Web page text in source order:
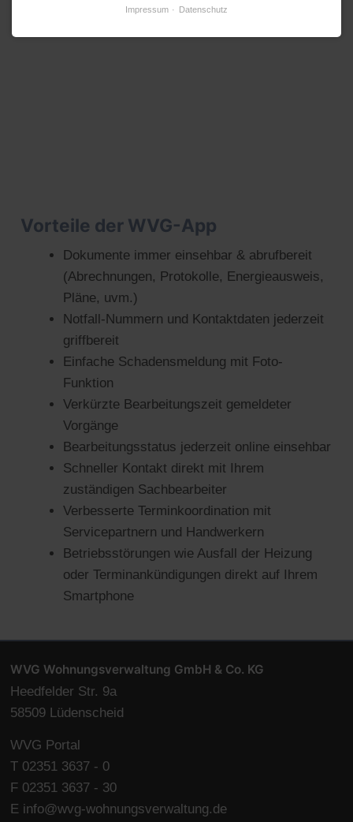
Vorteile der WVG-App
Dokumente immer einsehbar & abrufbereit
(Abrechnungen, Protokolle, Energieausweis,
Pläne, uvm.)
Notfall-Nummern und Kontaktdaten jederzeit
griffbereit
Einfache Schadensmeldung mit Foto-
Funktion
Verkürzte Bearbeitungszeit gemeldeter
Vorgänge
Bearbeitungsstatus jederzeit online einsehbar
Schneller Kontakt direkt mit Ihrem
zuständigen Sachbearbeiter
Verbesserte Terminkoordination mit
Servicepartnern und Handwerkern
Betriebsstörungen wie Ausfall der Heizung
oder Terminankündigungen direkt auf Ihrem
Smartphone
WVG Wohnungsverwaltung GmbH & Co. KG
Heedfelder Str. 9a
58509 Lüdenscheid
WVG Portal
T 02351 3637 - 0
F 02351 3637 - 30
E info@wvg-wohnungsverwaltung.de
Impressum Datenschutz